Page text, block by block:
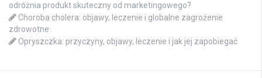
odróżnia produkt skuteczny od marketingowego?
Choroba cholera: objawy, leczenie i globalne zagrożenie
zdrowotne
Opryszczka: przyczyny, objawy, leczenie i jak jej zapobiegać